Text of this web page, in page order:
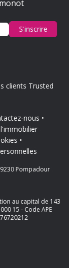
S'inscrire
clients Trusted
nous
Pompadour
au capital de 143
15 - Code APE